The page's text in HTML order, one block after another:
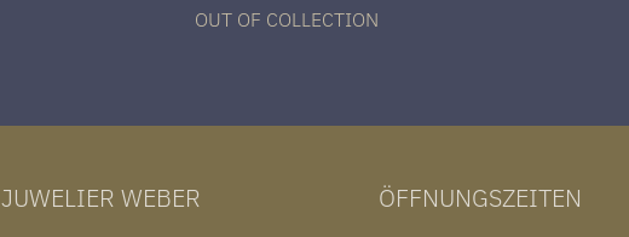
OUT OF COLLECTION
JUWELIER WEBER ÖFFNUNGSZEITEN